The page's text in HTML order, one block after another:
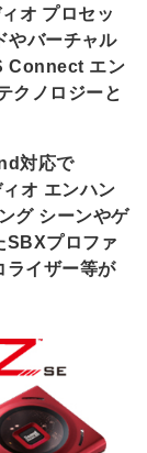
オ プロセッ
やバーチャル
Connect エン
クノロジーと
対応で
オ エンハン
グ シーンやゲ
SBXプロファ
ライザー等が